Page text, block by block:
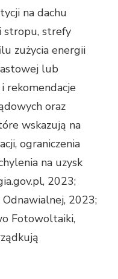
na dachu
stropu, strefy
zużycia energii
lub
rekomendacje
oraz
wskazują na
ograniczenia
na uzysk
2023;
2023;
Fotowoltaiki,